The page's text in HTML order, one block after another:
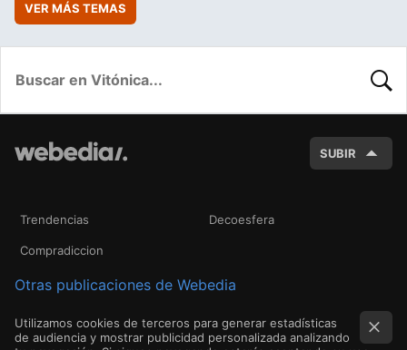
VER MÁS TEMAS
SUBIR
Trendencias Decoesfera
Compradiccion
Otras publicaciones de Webedia
Utilizamos cookies de terceros para generar estadísticas
de audiencia y mostrar publicidad personalizada analizando